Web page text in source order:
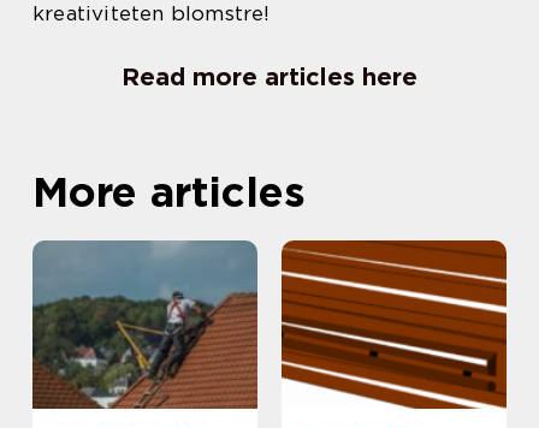
kreativiteten blomstre!
Read more articles here
More articles